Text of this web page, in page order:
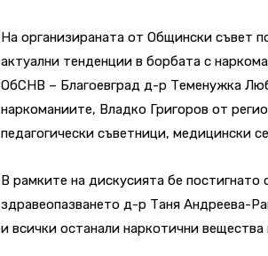
На организираната от Общински съвет
актуални тенденции в борбата с
ОбСНВ – Благоевград д-р Теменужка
наркоманиите, Владко Григоров от
педагогически съветници, медицински
В рамките на дискусията бе
здравеопазването д-р Таня Андреева-
и всички останали наркотични